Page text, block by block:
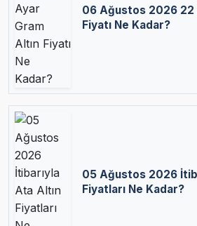
06 Ağustos 2026 22
Fiyatı Ne Kadar?
05 Ağustos 2026
Fiyatları Ne Kadar?